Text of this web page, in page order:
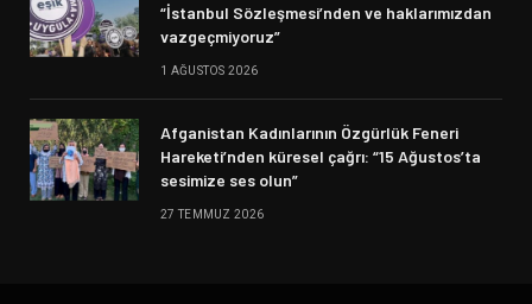
“İstanbul Sözleşmesi’nden ve haklarımızdan
vazgeçmiyoruz”
1 AĞUSTOS 2026
Afganistan Kadınlarının Özgürlük Feneri
Hareketi’nden küresel çağrı: “15 Ağustos’ta
sesimize ses olun”
27 TEMMUZ 2026